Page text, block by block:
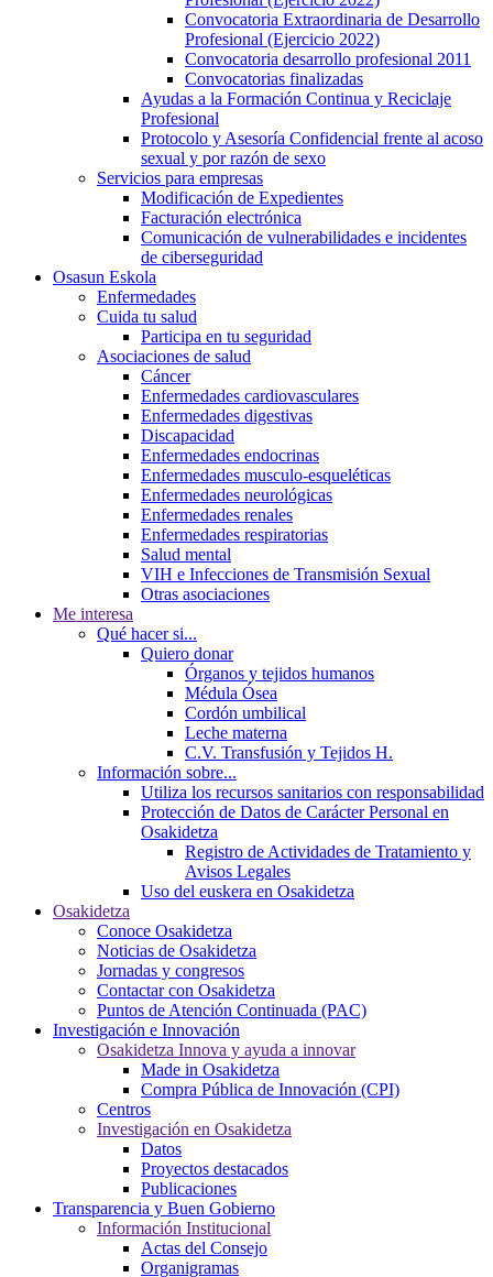
Convocatoria Extraordinaria de Desarrollo
Profesional (Ejercicio 2022)
Convocatoria desarrollo profesional 2011
Convocatorias finalizadas
Ayudas a la Formación Continua y Reciclaje
Profesional
Protocolo y Asesoría Confidencial frente al acoso
sexual y por razón de sexo
Servicios para empresas
Modificación de Expedientes
Facturación electrónica
Comunicación de vulnerabilidades e incidentes
de ciberseguridad
Osasun Eskola
Enfermedades
Cuida tu salud
Participa en tu seguridad
Asociaciones de salud
Cáncer
Enfermedades cardiovasculares
Enfermedades digestivas
Discapacidad
Enfermedades endocrinas
Enfermedades musculo-esqueléticas
Enfermedades neurológicas
Enfermedades renales
Enfermedades respiratorias
Salud mental
VIH e Infecciones de Transmisión Sexual
Otras asociaciones
Me interesa
Qué hacer si...
Quiero donar
Órganos y tejidos humanos
Médula Ósea
Cordón umbilical
Leche materna
C.V. Transfusión y Tejidos H.
Información sobre...
Utiliza los recursos sanitarios con responsabilidad
Protección de Datos de Carácter Personal en
Osakidetza
Registro de Actividades de Tratamiento y
Avisos Legales
Uso del euskera en Osakidetza
Osakidetza
Conoce Osakidetza
Noticias de Osakidetza
Jornadas y congresos
Contactar con Osakidetza
Puntos de Atención Continuada (PAC)
Investigación e Innovación
Osakidetza Innova y ayuda a innovar
Made in Osakidetza
Compra Pública de Innovación (CPI)
Centros
Investigación en Osakidetza
Datos
Proyectos destacados
Publicaciones
Transparencia y Buen Gobierno
Información Institucional
Actas del Consejo
Organigramas